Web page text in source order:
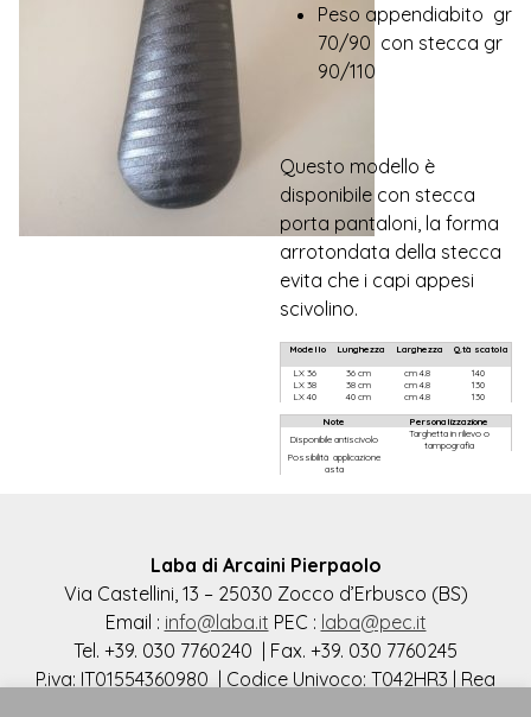
Peso appendiabito gr
70/90 con stecca gr
90/110
Questo modello è
disponibile con stecca
porta pantaloni, la forma
arrotondata della stecca
evita che i capi appesi
scivolino.
Laba di Arcaini Pierpaolo
Via Castellini, 13 – 25030 Zocco d’Erbusco (BS)
Email : info@laba.it PEC : laba@pec.it
Tel. +39. 030 7760240 | Fax. +39. 030 7760245
P.iva: IT01554360980 | Codice Univoco: T042HR3 | Rea